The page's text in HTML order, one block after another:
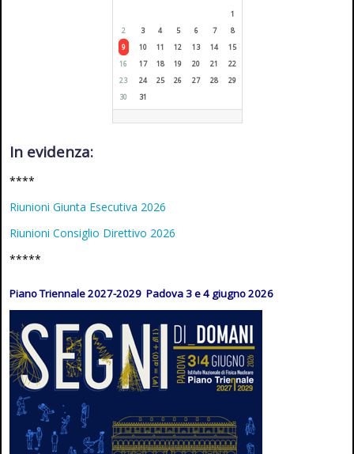
1
2
3 4 5 6 7
8
9
10 11 12 13 14
15
16
17 18 19 20 21
22
23
24 25 26 27 28
29
30
31
In evidenza:
****
Riunioni Giunta Esecutiva 2026
Riunioni Consiglio Direttivo 2026
*****
Piano Triennale 2027-2029 Padova 3 e 4 giugno 2026